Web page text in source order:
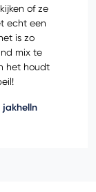
of ze
echt een
is zo
mix te
het houdt
jakhelln